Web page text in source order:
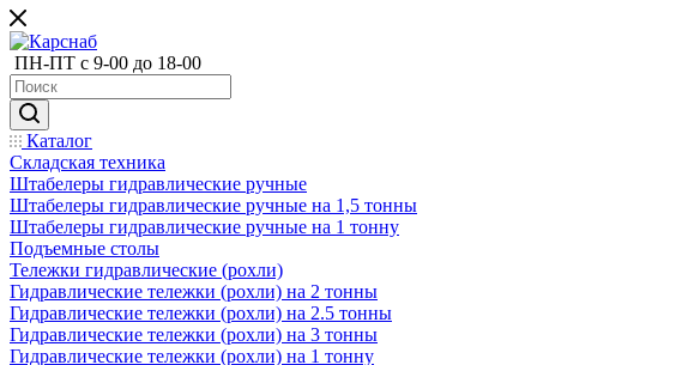
ПН-ПТ с 9-00 до 18-00
Каталог
Складская техника
Штабелеры гидравлические ручные
Штабелеры гидравлические ручные на 1,5 тонны
Штабелеры гидравлические ручные на 1 тонну
Подъемные столы
Тележки гидравлические (рохли)
Гидравлические тележки (рохли) на 2 тонны
Гидравлические тележки (рохли) на 2.5 тонны
Гидравлические тележки (рохли) на 3 тонны
Гидравлические тележки (рохли) на 1 тонну